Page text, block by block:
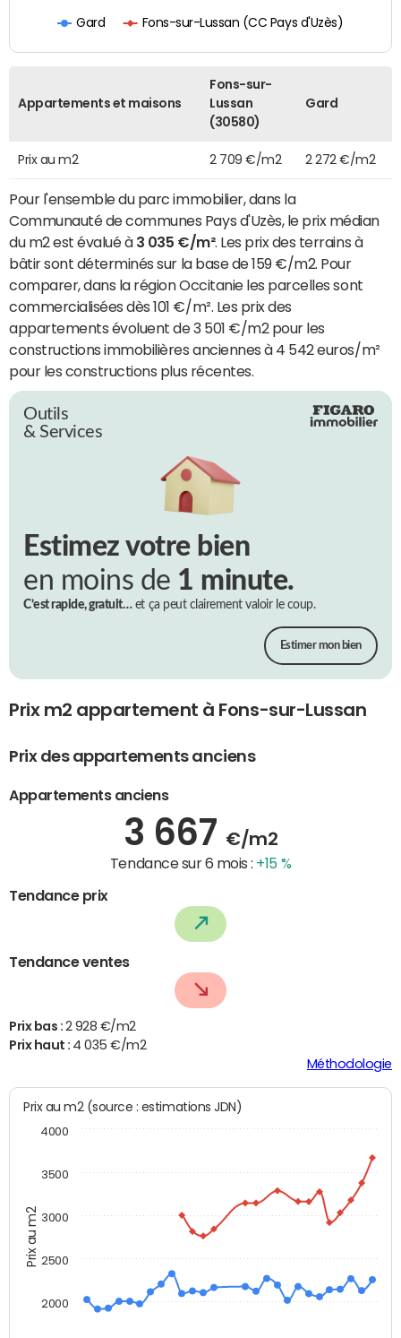
Gard Fons-sur-Lussan (CC Pays d'Uzès)
Appartements et maisons
Fons-sur-
Lussan
(30580)
Gard
Prix au m2 2 709 €/m2 2 272 €/m2
Pour l'ensemble du parc immobilier, dans la
Communauté de communes Pays d'Uzès, le prix médian
du m2 est évalué à 3 035 €/m². Les prix des terrains à
bâtir sont déterminés sur la base de 159 €/m2. Pour
comparer, dans la région Occitanie les parcelles sont
commercialisées dès 101 €/m². Les prix des
appartements évoluent de 3 501 €/m2 pour les
constructions immobilières anciennes à 4 542 euros/m²
pour les constructions plus récentes.
Outils
& Services
Estimez votre bien
en moins de 1 minute.
C’est rapide, gratuit…et ça peut clairement valoir le coup.
Estimer mon bien
Prix m2 appartement à Fons-sur-Lussan
Prix des appartements anciens
Appartements anciens
3 667 €/m2
Tendance sur 6 mois : +15 %
Tendance prix
Tendance ventes
Prix bas : 2 928 €/m2
Prix haut : 4 035 €/m2
Méthodologie
Prix au m2
Prix au m2 (source : estimations JDN)
2000
2500
3000
3500
4000